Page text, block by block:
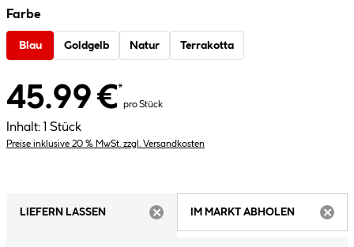
Farbe
Blau Goldgelb Natur Terrakotta
45.99 €*
pro Stück
Inhalt: 1 Stück
Preise inklusive 20 % MwSt. zzgl. Versandkosten
LIEFERN LASSEN
IM MARKT ABHOLEN